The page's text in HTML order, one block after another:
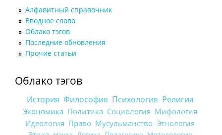
Алфавитный справочник
Вводное слово
Облако тэгов
Последние обновления
Прочие статьи
Облако тэгов
История Философия Психология Религия
Экономика Политика Социология Мифология
Идеология Право Мусульманство Этнология